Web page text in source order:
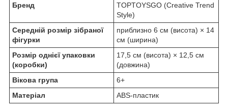
Бренд
TOPTOYSGO (Creative Trend
Style)
Середній розмір зібраної
фігурки
приблизно 6 см (висота) × 14
см (ширина)
Розмір однієї упаковки
(коробки)
17,5 см (висота) × 12,5 см
(довжина)
Вікова група
6+
Матеріал
ABS-пластик